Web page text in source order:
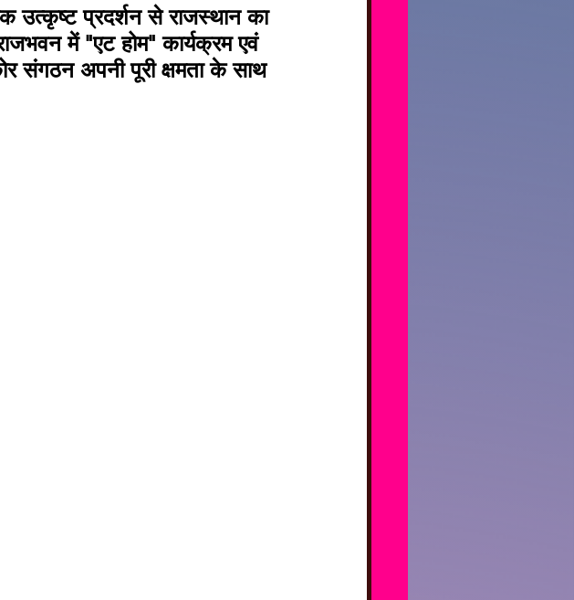
उत्कृष्ट प्रदर्शन से राजस्थान का
में "एट होम" कार्यक्रम एवं
संगठन अपनी पूरी क्षमता के साथ